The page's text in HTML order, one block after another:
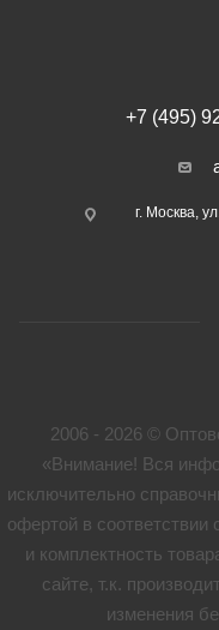
+7 (495)
г. Москва,
2006 - 2026 ©
«Внимание! Вся
исключительно
офертой в
и комплектность
сайте, т.к.
изменения